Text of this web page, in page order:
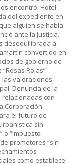
encontró. Hotel
del expediente en
alguien se había
ante la Justicia.
desequilibrada a
convertido en
de gobierno de
Rojas”
valoraciones
Denuncia de la
con
Corporación
el futuro de
sin
o “impuesto
promotores “sin
como establece